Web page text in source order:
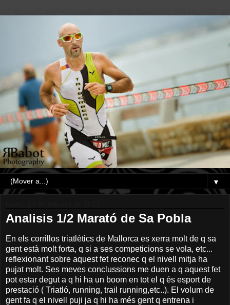
▼
Analisis 1/2 Marató de Sa Pobla
En els corrillos triatlètics de Mallorca es xerra molt de q sa
gent està molt forta, q si a ses competicions se vola, etc...
reflexionant sobre aquest fet reconec q el nivell mitja ha
pujat molt. Ses meves conclussions me duen a q aquest fet
pot estar degut a q hi ha un boom en tot el q és esport de
prestació ( Triatló, running, trail running,etc..). El volum de
gent fa q el nivell puji ja q hi ha més gent q entrena i